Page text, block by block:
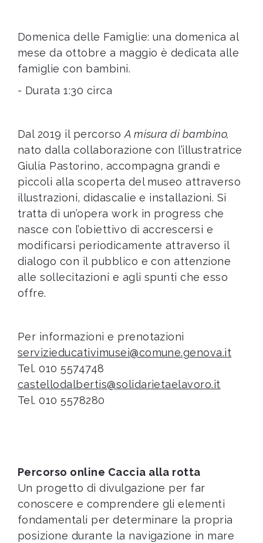
Domenica delle Famiglie: una domenica al
mese da ottobre a maggio è dedicata alle
famiglie con bambini.
- Durata 1:30 circa
Dal 2019 il percorsoA misura di bambino,
nato dalla collaborazione con l’illustratrice
Giulia Pastorino, accompagna grandi e
piccoli alla scoperta del museo attraverso
illustrazioni, didascalie e installazioni. Si
tratta di un’opera work in progress che
nasce con l’obiettivo di accrescersi e
modificarsi periodicamente attraverso il
dialogo con il pubblico e con attenzione
alle sollecitazioni e agli spunti che esso
offre.
Per informazioni e prenotazioni
servizieducativimusei@comune.genova.it
Tel. 010 5574748
castellodalbertis@solidarietaelavoro.it
Tel. 010 5578280
Percorso online Caccia alla rotta
Un progetto di divulgazione per far
conoscere e comprendere gli elementi
fondamentali per determinare la propria
posizione durante la navigazione in mare